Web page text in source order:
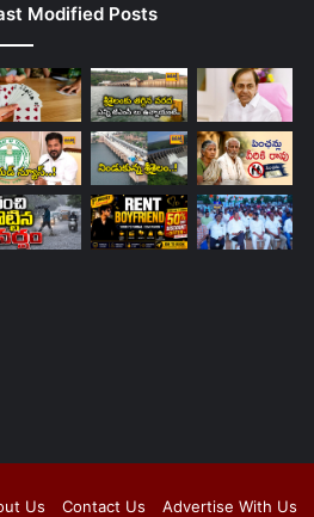
Modified Posts
Us Contact Us Advertise With Us